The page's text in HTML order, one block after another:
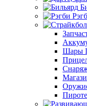
Шары